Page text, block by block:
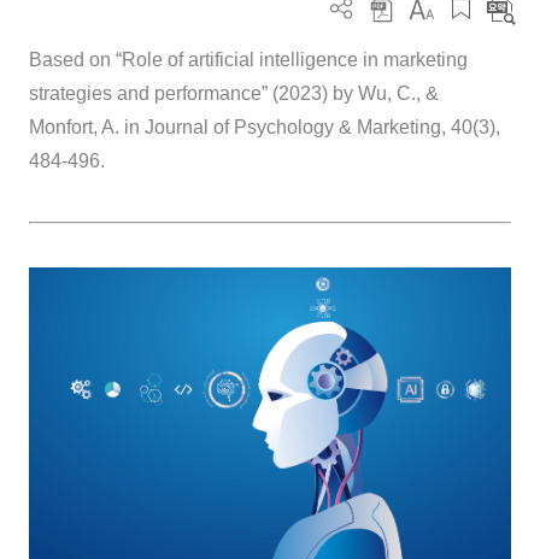
Based on “Role of artificial intelligence in marketing
strategies and performance” (2023) by Wu, C., &
Monfort, A. in Journal of Psychology & Marketing, 40(3),
484-496.